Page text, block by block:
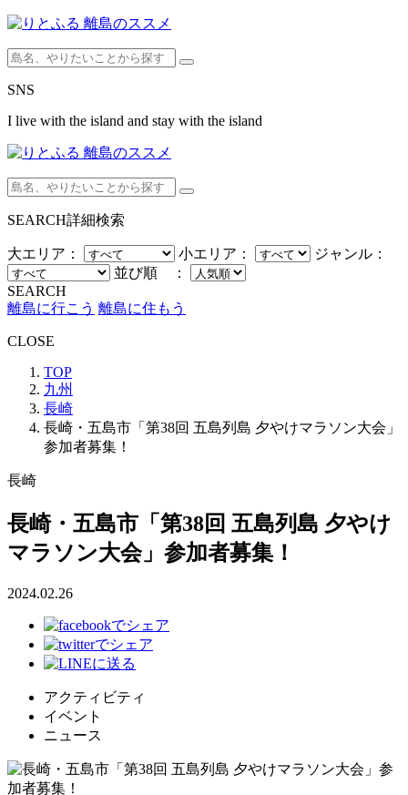
SNS
I live with the island and stay with the island
SEARCH詳細検索
大エリア： 小エリア：
ジャンル：
並び順 ：
SEARCH
離島に行こう 離島に住もう
CLOSE
TOP
九州
長崎
長崎・五島市「第38回 五島列島 夕やけマラソン大会」
参加者募集！
長崎
長崎・五島市「第38回 五島列島 夕やけ
マラソン大会」参加者募集！
2024.02.26
アクティビティ
イベント
ニュース